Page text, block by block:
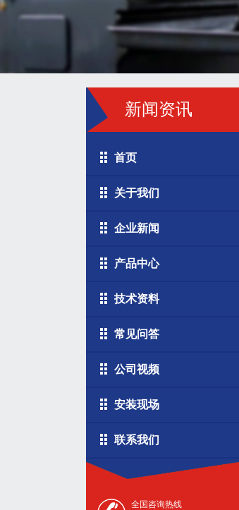
新闻资讯
首页
关于我们
企业新闻
产品中心
技术资料
常见问答
公司视频
安装现场
联系我们
全国咨询热线